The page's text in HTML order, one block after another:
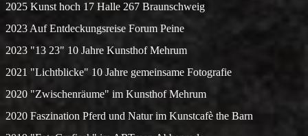
2025 Kunst hoch 17 Halle 267 Braunschweig
2023 Auf Entdeckungsreise Forum Peine
2023 "13 23" 10 Jahre Kunsthof Mehrum
2021 "Lichtblicke" 10 Jahre gemeinsame Fotografie
2020 "Zwischenräume" im Kunsthof Mehrum
2020 Faszination Pferd und Natur im Kunstcafè the Barn